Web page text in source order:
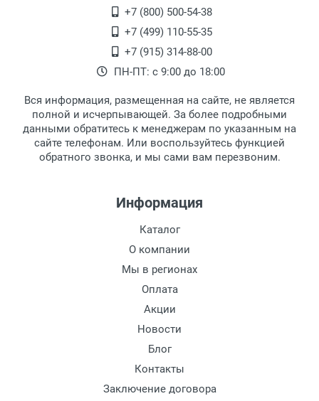
Ширина мостика:
Степень защиты:
Тип оправы:
Материал линзы:
Материал оправы:
Материал дужки:
Оплата товара производится
наличными непосредственно на пункте
выдачи товара.
Перечисление средств на расчетный счет.
Переведеновский переулок 17, корпус 1,
второй этаж, тел. +7 (499) 110-55-35.
После того, как заказ поступает в пункт
выдачи, наш менеджер связывается с
клиентом и оповещает о поступлении
товара.
Для получения товара при себе
обязательно иметь паспорт.
Заказ необходимо забрать в течение 3
рабочих дней с момента поступления на
дополнительных расходов за хранение
Доставляем товар по Москве компанией
Сдэк до ближайшего к вам пункта
Доставка транспортными компаниями по
преимущественно по России.
+7 (800) 500-54-38
+7 (499) 110-55-35
+7 (915) 314-88-00
ПН-ПТ: с 9:00 до 18:00
Вся информация, размещенная на сайте, не является
полной и исчерпывающей. За более подробными
данными обратитесь к менеджерам по указанным на
сайте телефонам. Или воспользуйтесь функцией
обратного звонка, и мы сами вам перезвоним.
Информация
Каталог
О компании
Мы в регионах
Оплата
Акции
Новости
Блог
Контакты
Заключение договора